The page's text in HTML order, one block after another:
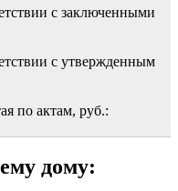
с заключенными
с утвержденным
по актам, руб.:
дому: